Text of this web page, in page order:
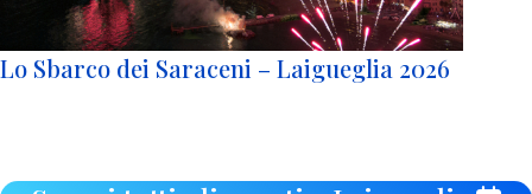
Lo Sbarco dei Saraceni – Laigueglia 2026